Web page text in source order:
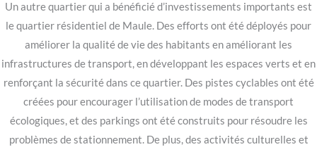
Un autre quartier qui a bénéficié d’investissements importants est
le quartier résidentiel de Maule. Des efforts ont été déployés pour
améliorer la qualité de vie des habitants en améliorant les
infrastructures de transport, en développant les espaces verts et en
renforçant la sécurité dans ce quartier. Des pistes cyclables ont été
créées pour encourager l’utilisation de modes de transport
écologiques, et des parkings ont été construits pour résoudre les
problèmes de stationnement. De plus, des activités culturelles et